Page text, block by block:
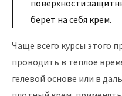
поверхности
берет на себя крем.
Чаще всего курсы этого
проводить в теплое
гелевой основе или в